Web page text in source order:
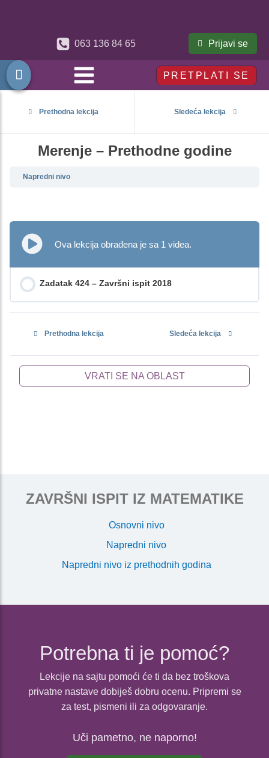
063 136 84 65 Prijavi se
PRETPLATI SE
Prethodna lekcija Sledeća lekcija
Merenje – Prethodne godine
Napredni nivo
Ova lekcija obrađena je sa 1 videa.
Zadatak 424 – Završni ispit 2018
Prethodna lekcija Sledeća lekcija
VRATI SE NA OBLAST
ZAVRŠNI ISPIT IZ MATEMATIKE
Osnovni nivo
Napredni nivo
Napredni nivo iz prethodnih godina
Potrebna ti je pomoć?
Lekcije na sajtu pomoći će ti da bez troškova
privatne nastave dobiješ dobru ocenu. Pripremi se
za test, pismeni ili za odgovaranje.
Uči pametno, ne naporno!